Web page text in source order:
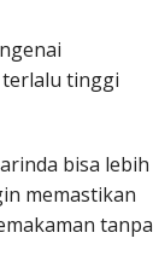
terlalu tinggi
bisa lebih
memastikan
tanpa